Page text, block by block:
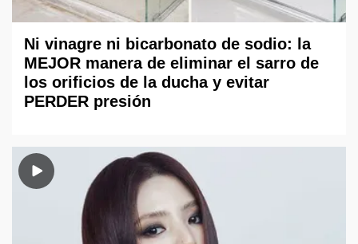
Ni vinagre ni bicarbonato de sodio: la
MEJOR manera de eliminar el sarro de
los orificios de la ducha y evitar
PERDER presión